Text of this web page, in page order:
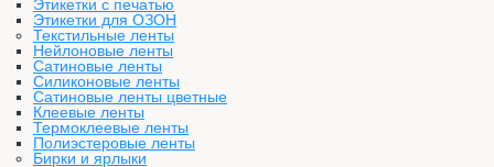
Этикетки с печатью
Этикетки для ОЗОН
Текстильные ленты
Нейлоновые ленты
Сатиновые ленты
Силиконовые ленты
Сатиновые ленты цветные
Клеевые ленты
Термоклеевые ленты
Полиэстеровые ленты
Бирки и ярлыки